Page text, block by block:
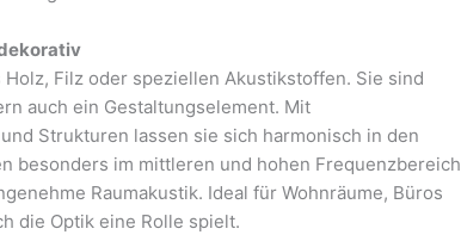
Filz oder speziellen Akustikstoffen. Sie sind
auch ein Gestaltungselement. Mit
Strukturen lassen sie sich harmonisch in den
besonders im mittleren und hohen Frequenzbereich
Raumakustik. Ideal für Wohnräume, Büros
die Optik eine Rolle spielt.